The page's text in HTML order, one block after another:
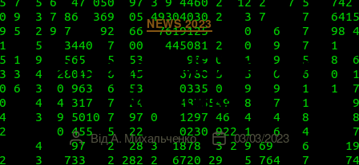
Категорії
NEWS 2023
Оновлені NSX та Avi
Networks
Автор
запису
ВідА. Михальченко
Дата
запису
03/03/2023